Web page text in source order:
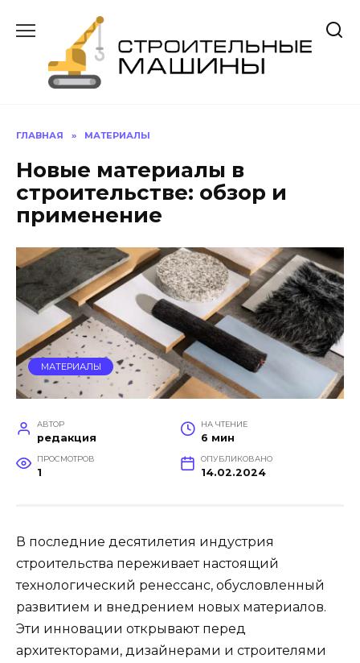
содержанию
ГЛАВНАЯ » МАТЕРИАЛЫ
Новые материалы в
строительстве: обзор и
применение
МАТЕРИАЛЫ
АВТОР
редакция
НА ЧТЕНИЕ
6 мин
ПРОСМОТРОВ
1
ОПУБЛИКОВАНО
14.02.2024
В последние десятилетия индустрия
строительства переживает настоящий
технологический ренессанс, обусловленный
развитием и внедрением новых материалов.
Эти инновации открывают перед
архитекторами, дизайнерами и строителями